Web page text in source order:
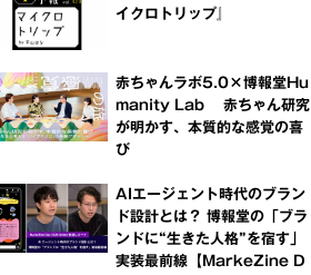
イクロトリップ』
赤ちゃんラボ5.0×博報堂Hu
manity Lab 赤ちゃん研究
が明かす、本質的な感覚の喜
び
AIエージェント時代のブラン
ド設計とは？ 博報堂の「ブラ
ンドに“生きた人格”を宿す」
実装最前線【MarkeZine D